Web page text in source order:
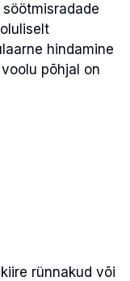
hindamine
põhjal on
rünnakud või